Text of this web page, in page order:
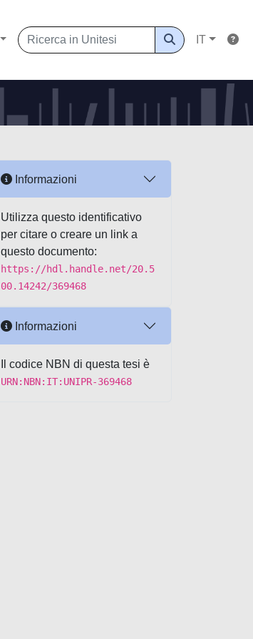
IT
Informazioni
Utilizza questo identificativo
per citare o creare un link a
questo documento:
https://hdl.handle.net/20.5
00.14242/369468
Informazioni
Il codice NBN di questa tesi è
URN:NBN:IT:UNIPR-369468